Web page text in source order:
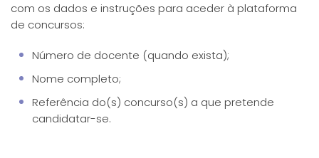
com os dados e instruções para aceder à plataforma
de concursos:
Número de docente (quando exista);
Nome completo;
Referência do(s) concurso(s) a que pretende
candidatar-se.